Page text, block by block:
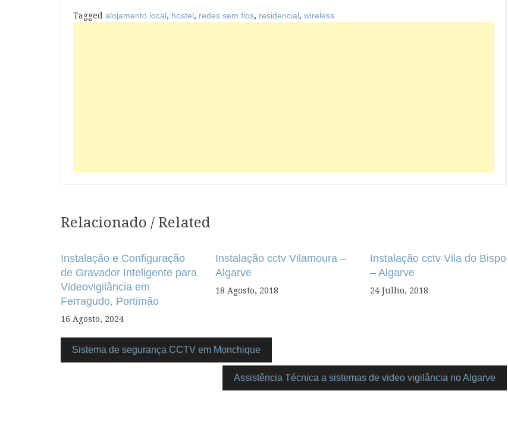
Tagged alojamento local, hostel, redes sem fios, residencial, wireless
Relacionado / Related
Instalação e Configuração
de Gravador Inteligente para
Videovigilância em
Ferragudo, Portimão
16 Agosto, 2024
Instalação cctv Vilamoura –
Algarve
18 Agosto, 2018
Instalação cctv Vila do Bispo
– Algarve
24 Julho, 2018
de
artigos
Sistema de segurança CCTV em Monchique
Assistência Técnica a sistemas de video vigilância no Algarve